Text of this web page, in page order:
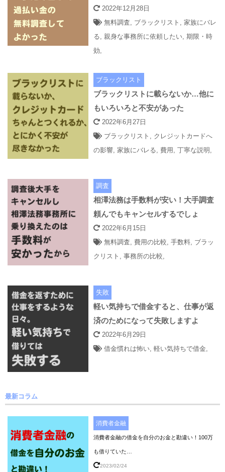
2022年12月28日
無料調査
ブラックリスト ,家族にバレ
る
親身な事務所に依頼したい ,期限・時
効
ブラックリスト
ブラックリストに載らないか…他に
もいろいろと不安があった
2022年6月27日
ブラックリスト
クレジットカードへ
の影響 ,家族にバレる 費用 ,丁寧な説明
調査
相澤法務は手数料が安い！大手調査
頼んでもキャンセルするでしょ
2022年6月15日
無料調査, 費用の比較,手数料, ブラッ
クリスト ,事務所の比較,
失敗
軽い気持ちで借金すると、仕事が返
済のためになって失敗しますよ
2022年6月29日
借金慣れは怖い ,軽い気持ちで借金
最新コラム
消費者金融
消費者金融の借金を自分のお金と勘違い！100万
も借りていた…
2023/02/24